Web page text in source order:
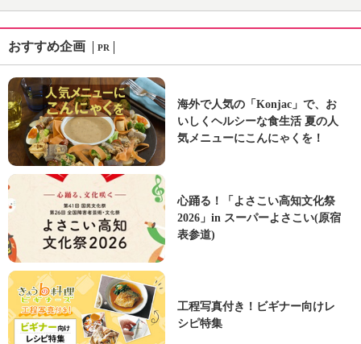
おすすめ企画 PR
海外で人気の「Konjac」で、お
いしくヘルシーな食生活 夏の人
気メニューにこんにゃくを！
心踊る！「よさこい高知文化祭
2026」in スーパーよさこい(原宿
表参道)
工程写真付き！ビギナー向けレ
シピ特集